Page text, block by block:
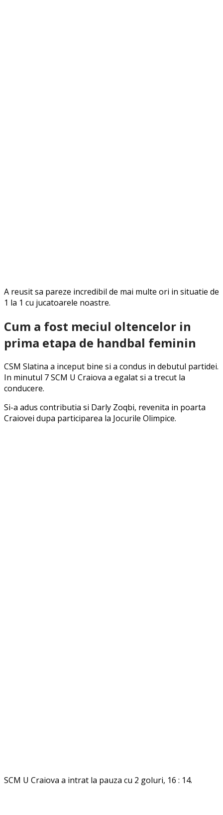
A reusit sa pareze incredibil de mai multe ori in situatie de
1 la 1 cu jucatoarele noastre.
Cum a fost meciul oltencelor in
prima etapa de handbal feminin
CSM Slatina a inceput bine si a condus in debutul partidei.
In minutul 7 SCM U Craiova a egalat si a trecut la
conducere.
Si-a adus contributia si Darly Zoqbi, revenita in poarta
Craiovei dupa participarea la Jocurile Olimpice.
SCM U Craiova a intrat la pauza cu 2 goluri, 16 : 14.